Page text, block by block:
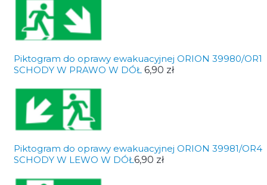
Piktogram do oprawy ewakuacyjnej ORION 39980/OR1
SCHODY W PRAWO W DÓŁ 6,90 zł
Piktogram do oprawy ewakuacyjnej ORION 39981/OR4
SCHODY W LEWO W DÓŁ6,90 zł